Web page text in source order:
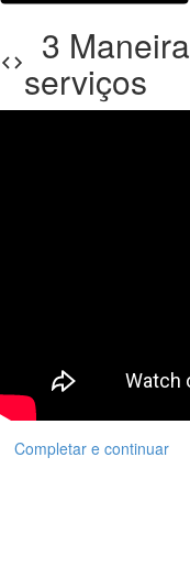
3
serviços
Completar e continuar